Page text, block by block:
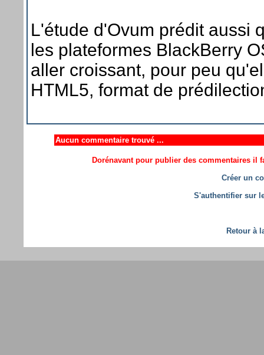
L'étude d'Ovum prédit aussi
les plateformes BlackBerry
aller croissant, pour peu
HTML5, format de
Aucun commentaire trouvé ...
Dorénavant pour publier des commentaires il
Créer un
S'authentifier sur
Retour à